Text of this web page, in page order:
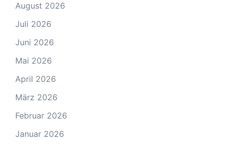
August 2026
Juli 2026
Juni 2026
Mai 2026
April 2026
März 2026
Februar 2026
Januar 2026